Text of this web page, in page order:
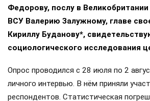
Федорову, послу в
ВСУ Валерию Залужному, главе
Кириллу Буданову*,
социологического исследования
Опрос проводился с 28 июля по 2
личного интервью. В нём приняли
респондентов. Статистическая